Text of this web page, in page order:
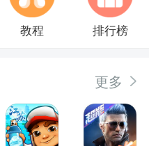
教程 排行榜
更多